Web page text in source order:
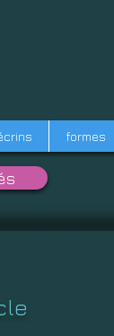
formes